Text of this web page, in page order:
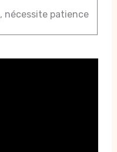
nécessite patience